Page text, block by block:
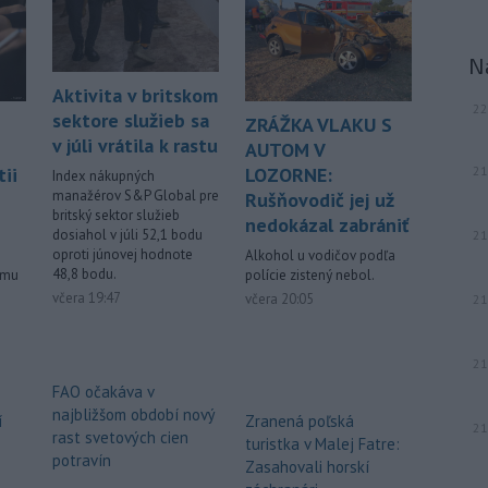
Starosta španielskeho
mesta Ceuta Juan Jesús Vivas v
stredu
požiadal vládu v Madride o
pomoc v súvislosti so stovkami detí,
ktoré zostali v tejto exkláve po
minulotýždňovej migračnej vlne.
15:24 - Teploty v stredu opäť
prekročili 40 stupňov Celzia na
Aktivita v britskom
sektore služieb sa
v júli vrátila k rastu
Index nákupných
manažérov S&P Global pre
britský sektor služieb
dosiahol v júli 52,1 bodu
oproti júnovej hodnote
48,8 bodu.
včera 19:47
FAO očakáva v
najbližšom období nový
rast svetových cien
potravín
ZRÁŽKA VLAKU S
AUTOM V
LOZORNE:
Rušňovodič jej už
nedokázal zabrániť
Alkohol u vodičov podľa
polície zistený nebol.
včera 20:05
Zranená poľská
turistka v Malej Fatre:
Zasahovali horskí